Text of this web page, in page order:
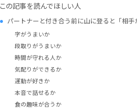
この記事を読んでほしい人
パートナーと付き合う前に山に登ると「相手
字がうまいか
段取りがうまいか
時間が守れる人か
気配りができるか
運動が好きか
本音で話せるか
食の趣味が合うか